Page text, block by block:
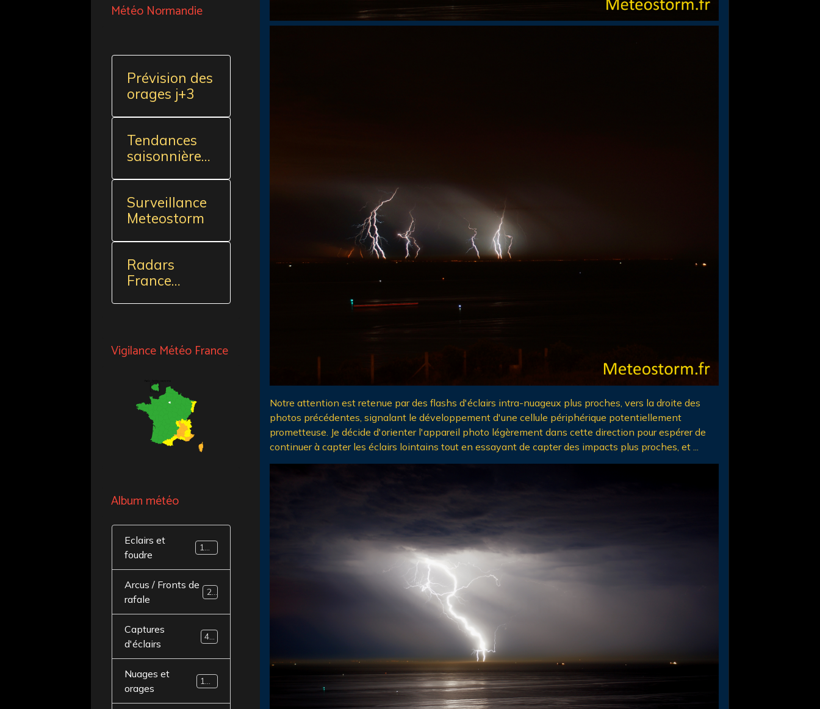
Notre attention est retenue par des flashs d'éclairs intra-nuageux plus proches, vers la droite des
photos précédentes, signalant le développement d'une cellule périphérique potentiellement
prometteuse. Je décide d'orienter l'appareil photo légèrement dans cette direction pour espérer de
continuer à capter les éclairs lointains tout en essayant de capter des impacts plus proches, et ...
Météo Normandie
Prévision des
orages j+3
Tendances
saisonnières
Surveillance
Meteostorm
Radars
France
Vigilance Météo France
Album météo
Eclairs et
foudre
141
Arcus / Fronts de
rafale
20
Captures
d'éclairs
43
Nuages et
orages
104